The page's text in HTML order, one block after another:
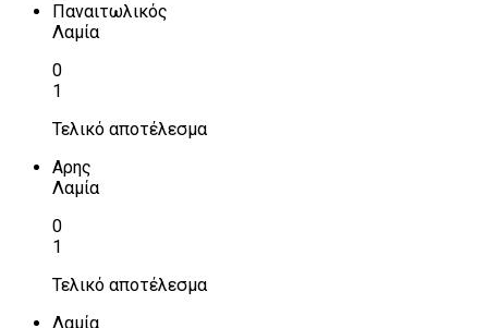
Παναιτωλικός
Λαμία
0
1
Τελικό αποτέλεσμα
Αρης
Λαμία
0
1
Τελικό αποτέλεσμα
Λαμία